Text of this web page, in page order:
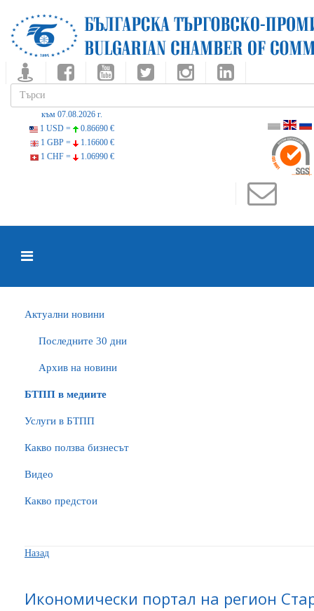
към 07.08.2026 г.
1 USD =
0.86690 €
1 GBP =
1.16600 €
1 CHF =
1.06990 €
Актуални новини
Последните 30 дни
Архив на новини
БTПП в медиите
Услуги в БТПП
Какво ползва бизнесът
Видео
Какво предстои
Назад
Икономически портал на регион